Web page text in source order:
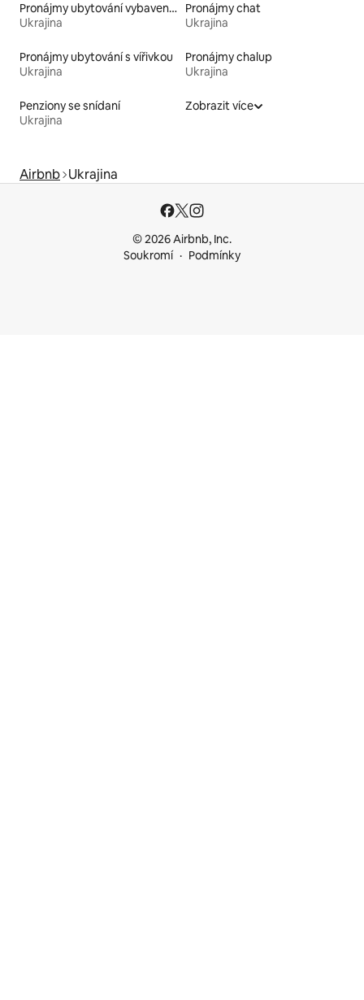
Pronájmy ubytování vybavených kajakem
Ukrajina
Pronájmy chat
Ukrajina
Pronájmy ubytování s vířivkou
Ukrajina
Pronájmy chalup
Ukrajina
Penziony se snídaní
Ukrajina
Zobrazit více
Airbnb Ukrajina
© 2026 Airbnb, Inc.
Soukromí
Podmínky